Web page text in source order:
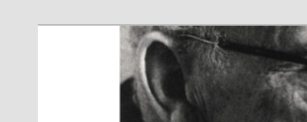
Walter Braunfels
Official website